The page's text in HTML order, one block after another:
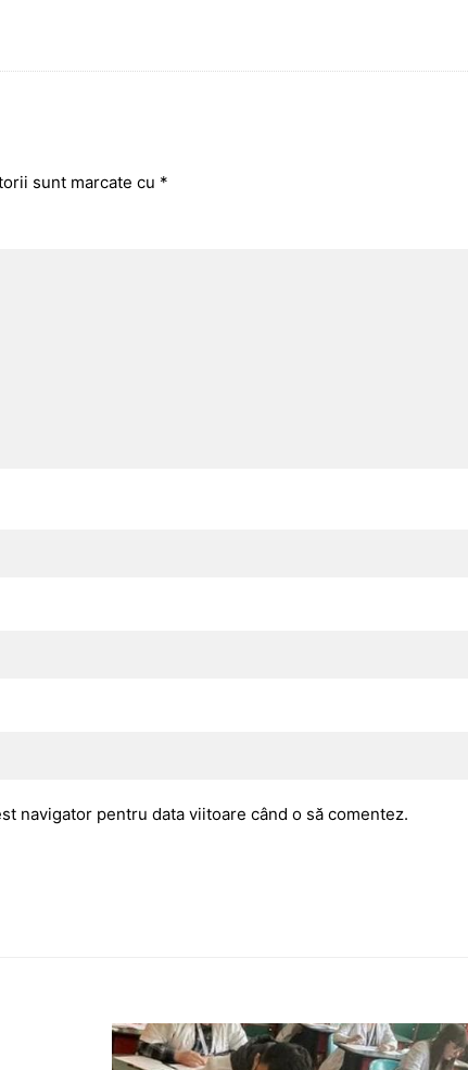
sunt marcate cu *
navigator pentru data viitoare când o să comentez.